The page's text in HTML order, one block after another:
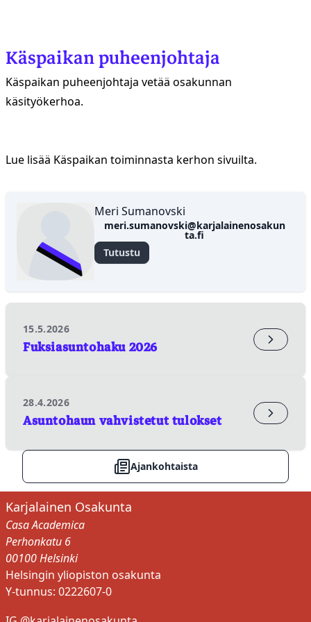
Käspaikan puheenjohtaja
Käspaikan puheenjohtaja vetää osakunnan
käsityökerhoa.
Lue lisää Käspaikan toiminnasta kerhon sivuilta.
Meri Sumanovski
meri.sumanovski@karjalainenosakun
ta.fi
Tutustu
Meri Sumanovski
KÄSPAIKAN PUHEENJOHTAJA
KOULUTUS- JA REKRYTOINTITOIMIKUNTA
MAAKUNTASIHTEERI
VUOSIJUHLAMESTARI
meri.sumanovski@karjalainenosakunta.fi
15.5.2026
Fuksiasuntohaku 2026
28.4.2026
Asuntohaun vahvistetut tulokset
Ajankohtaista
Karjalainen Osakunta
Casa Academica
Perhonkatu 6
00100 Helsinki
Helsingin yliopiston osakunta
Y-tunnus: 0222607-0